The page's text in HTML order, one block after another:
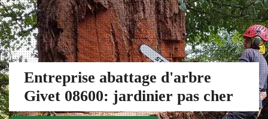
Entreprise abattage d'arbre
Givet 08600: jardinier pas cher